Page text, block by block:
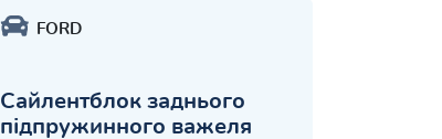
FORD
Сайлентблок заднього
підпружинного важеля